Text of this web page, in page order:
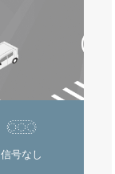
信号なし